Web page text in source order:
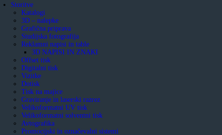
Storitve
Katalogi
3D – nalepke
Grafična priprava
Studijska fotografija
Reklamni napisi in table
3D NAPISI IN ZNAKI
Offset tisk
Digitalni tisk
Vizitke
Dotisk
Tisk na majice
Graviranje in laserski razrez
Velikoformatni UV tisk
Velikoformatni solventni tisk
Avtografika
Promocijski in označevalni sistemi